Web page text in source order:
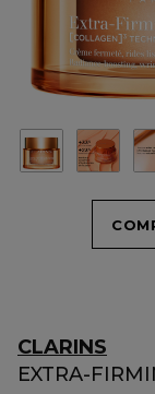
CLARINS
EXTRA-